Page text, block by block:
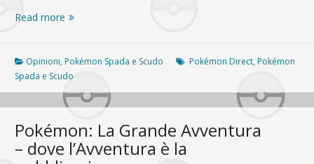
Read more Aspettative
Pokémon
Direct:
cosa
è
in
passato?
Opinioni, Pokémon Spada e Scudo Pokémon Direct, Pokémon
Spada e Scudo
Pokémon: La Grande Avventura
– dove l’Avventura è la